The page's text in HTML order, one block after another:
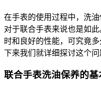
在手表的使用过程中，洗
对于联合手表来说也是如
时和良好的性能，可究竟
下来我们就详细探讨这个问
联合手表洗油保养的基